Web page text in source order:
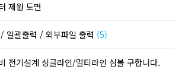
제원 도면
일괄출력 / 외부파일 출력 (5)
전기설계 싱글라인/멀티라인 심볼 구합니다.